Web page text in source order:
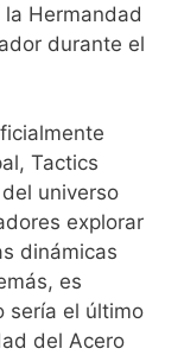
Hermandad
durante el
Tactics
universo
explorar
dinámicas
es
sería el último
del Acero